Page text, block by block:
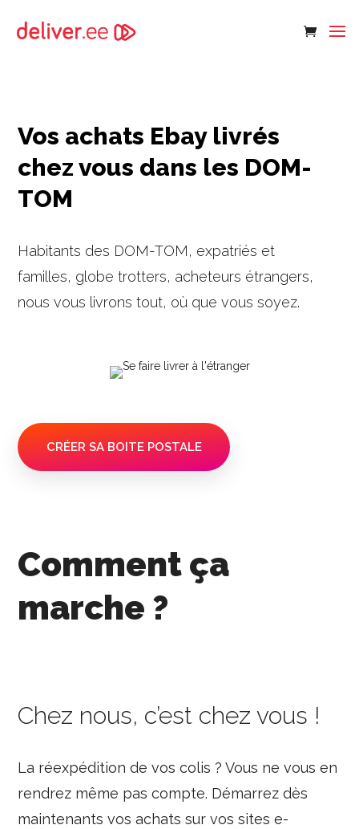
Vos achats Ebay livrés
chez vous dans les DOM-
TOM
Habitants des DOM-TOM, expatriés et
familles, globe trotters, acheteurs étrangers,
nous vous livrons tout, où que vous soyez.
CRÉER SA BOITE POSTALE
Comment ça
marche ?
Chez nous, c’est chez vous !
La réexpédition de vos colis ? Vous ne vous en
rendrez même pas compte. Démarrez dès
maintenants vos achats sur vos sites e-